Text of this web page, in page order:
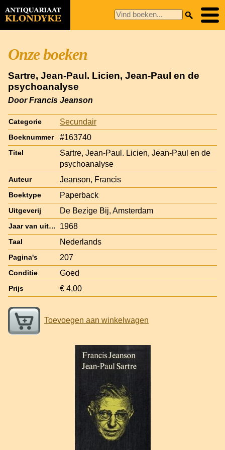
Onze boeken
Sartre, Jean-Paul. Licien, Jean-Paul en de
psychoanalyse
Door Francis Jeanson
Categorie Secundair
Boeknummer #163740
Titel
Sartre, Jean-Paul. Licien, Jean-Paul en de
psychoanalyse
Auteur Jeanson, Francis
Boektype Paperback
Uitgeverij De Bezige Bij, Amsterdam
Jaar van uitgave 1968
Taal Nederlands
Pagina's 207
Conditie Goed
Prijs € 4,00
Toevoegen aan winkelwagen